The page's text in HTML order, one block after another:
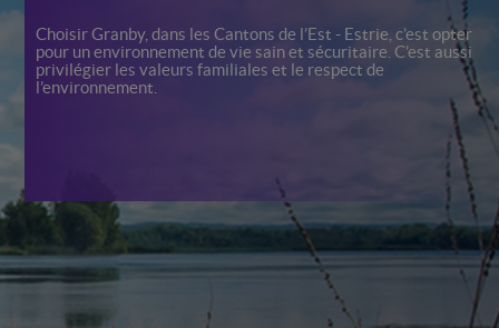
Choisir Granby, dans les Cantons de l’Est - Estrie, c’est opter
pour un environnement de vie sain et sécuritaire. C’est aussi
privilégier les valeurs familiales et le respect de
l’environnement.